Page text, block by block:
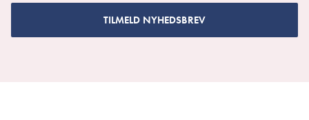
TILMELD NYHEDSBREV